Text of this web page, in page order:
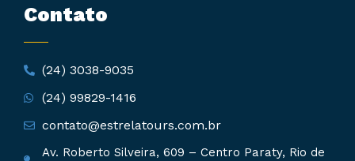
Contato
(24) 3038-9035
(24) 99829-1416
contato@estrelatours.com.br
Av. Roberto Silveira, 609 – Centro Paraty, Rio de